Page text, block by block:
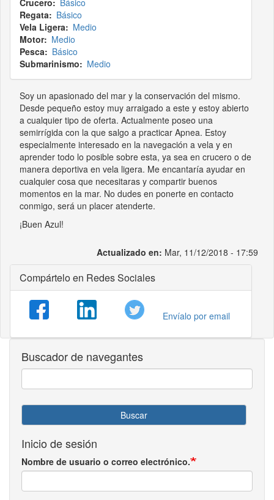
Crucero
Básico
Regata
Básico
Vela Ligera
Medio
Motor
Medio
Pesca
Básico
Submarinismo
Medio
Soy un apasionado del mar y la conservación del mismo.
Desde pequeño estoy muy arraigado a este y estoy abierto
a cualquier tipo de oferta. Actualmente poseo una
semirrígida con la que salgo a practicar Apnea. Estoy
especialmente interesado en la navegación a vela y en
aprender todo lo posible sobre esta, ya sea en crucero o de
manera deportiva en vela ligera. Me encantaría ayudar en
cualquier cosa que necesitaras y compartir buenos
momentos en la mar. No dudes en ponerte en contacto
conmigo, será un placer atenderte.
¡Buen Azul!
Actualizado en: Mar, 11/12/2018 - 17:59
Compártelo en Redes Sociales
Envíalo por email
Buscador de navegantes
Buscar
Inicio de sesión
Nombre de usuario o correo electrónico.